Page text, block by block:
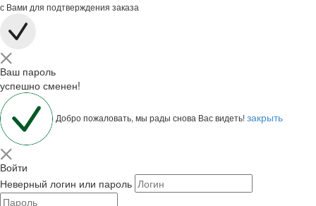
с Вами для подтверждения заказа
Ваш пароль
успешно сменен!
Добро пожаловать, мы рады снова Вас видеть!закрыть
Войти
Неверный логин или пароль